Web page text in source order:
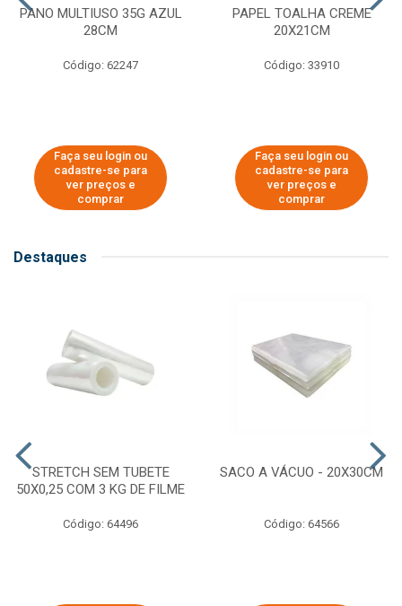
PANO MULTIUSO 35G AZUL
28CM
Código: 62247
Faça seu login ou
cadastre-se para
ver preços e
comprar
PAPEL TOALHA CREME
20X21CM
Código: 33910
Faça seu login ou
cadastre-se para
ver preços e
comprar
Destaques
STRETCH SEM TUBETE
50X0,25 COM 3 KG DE FILME
Código: 64496
SACO A VÁCUO - 20X30CM
Código: 64566